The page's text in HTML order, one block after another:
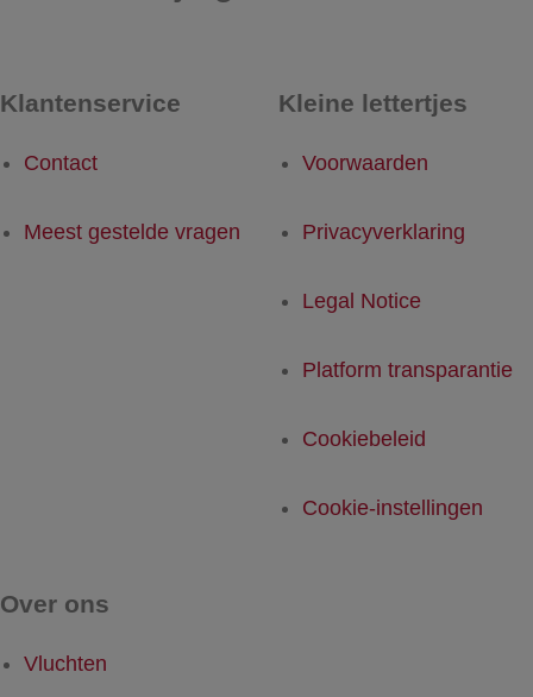
Klantenservice
Contact
Meest gestelde vragen
Kleine lettertjes
Voorwaarden
Privacyverklaring
Legal Notice
Platform transparantie
Cookiebeleid
Cookie-instellingen
Over ons
Vluchten